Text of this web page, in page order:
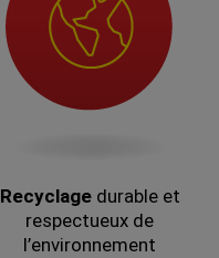
Recyclagedurable et
respectueux de
l’environnement